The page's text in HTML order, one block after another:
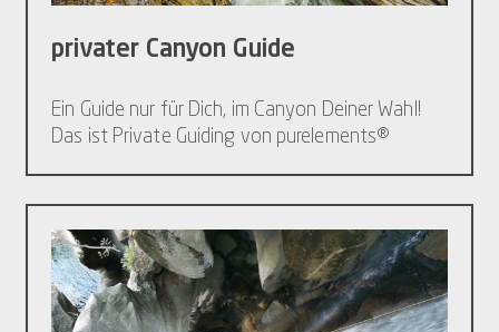
privater Canyon Guide
Ein Guide nur für Dich, im Canyon Deiner Wahl!
Das ist Private Guiding von purelements®